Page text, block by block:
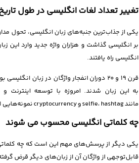
تغییر تعداد لغات انگلیسی در طول
بر انگلیسی گذاشت و هزاران واژه جدید وارد این
انگلیسی راه یافتند.
قرن 19 و 20 دوران انفجار واژگان در
به این زبان شدند. امروزه با توسعه اینترنت
مانند selfie، hashtag و cryptocurrency نمونه‌هایی از واژگان نسبتا جدید هستند که در دهه‌های اخیر به زبان انگلیسی اضافه شده‌اند.
چه کلماتی انگلیسی محسوب می شوند
یکی دیگر از پرسش‌های مهم این است که چه کلماتی
قابل‌توجهی از واژگان آن از زبان‌های دیگر قرض